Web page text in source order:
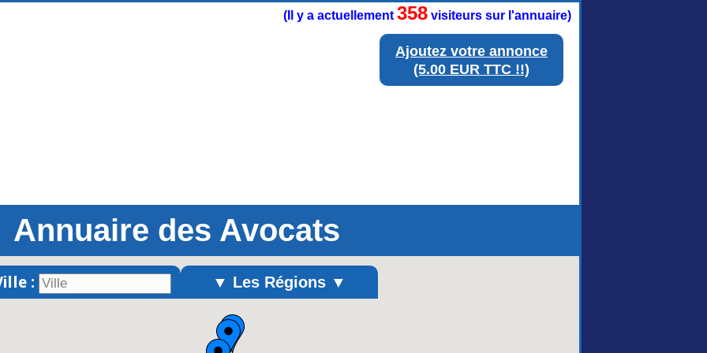
Ajoutez votre annonce
(5.00 EUR TTC !!)
(Il y a actuellement 358 visiteurs sur l'annuaire)
Annuaire des Avocats
: ▼ Les Régions ▼